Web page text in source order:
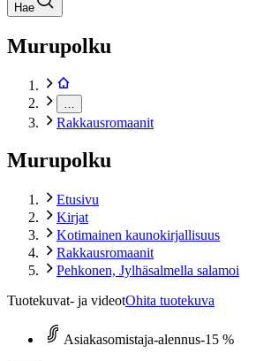
Hae
Murupolku
Rakkausromaanit
Murupolku
Etusivu
Kirjat
Kotimainen kaunokirjallisuus
Rakkausromaanit
Pehkonen, Jylhäsalmella salamoi
Tuotekuvat- ja videotOhita tuotekuva
Asiakasomistaja-alennus-15 %